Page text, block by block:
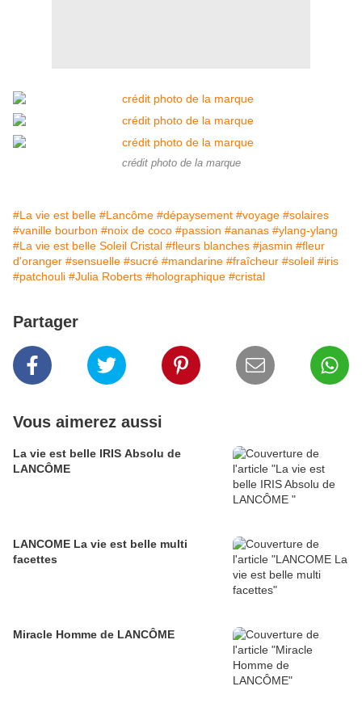
crédit photo de la marque
#La vie est belle #Lancôme #dépaysement #voyage #solaires
#vanille bourbon #noix de coco #passion #ananas #ylang-ylang
#La vie est belle Soleil Cristal #fleurs blanches #jasmin #fleur
d'oranger #sensuelle #sucré #mandarine #fraîcheur #soleil #iris
#patchouli #Julia Roberts #holographique #cristal
Partager
Vous aimerez aussi
La vie est belle IRIS Absolu de
LANCÔME
LANCOME La vie est belle multi
facettes
Miracle Homme de LANCÔME